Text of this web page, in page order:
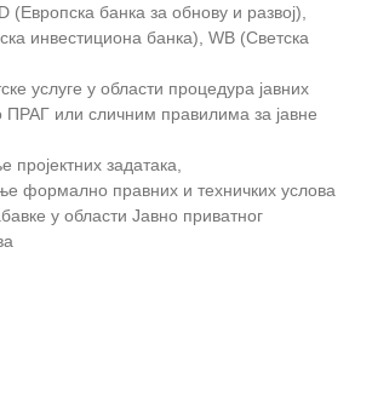
(Европска банка за обнову и развој),
инвестициона банка), WB (Светска
услуге у области процедура јавних
ПРАГ или сличним правилима за јавне
задатака,
формално правних и техничких услова
у области Јавно приватног